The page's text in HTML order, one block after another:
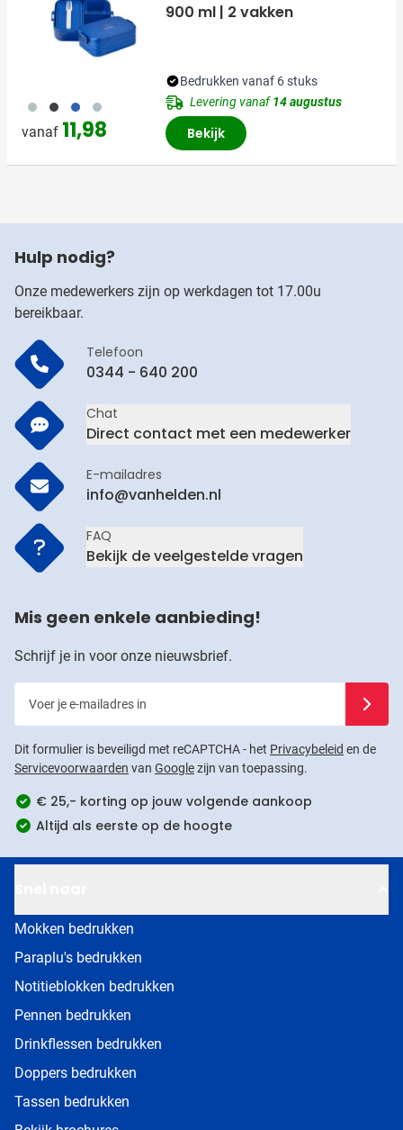
484 001 005 726
vanaf 11,98
900 ml | 2 vakken
Bedrukken vanaf 6 stuks
Levering vanaf14 augustus
Bekijk
Hulp nodig?
Onze medewerkers zijn op werkdagen tot 17.00u
bereikbaar.
Telefoon
0344 - 640 200
Chat
Direct contact met een medewerker
E-mailadres
info@vanhelden.nl
FAQ
Bekijk de veelgestelde vragen
Mis geen enkele aanbieding!
Schrijf je in voor onze nieuwsbrief.
Dit formulier is beveiligd met reCAPTCHA - het Privacybeleid en de
Servicevoorwaarden van Googlezijn van toepassing.
€ 25,- korting op jouw volgende aankoop
Altijd als eerste op de hoogte
Mokken bedrukken
Paraplu's bedrukken
Notitieblokken bedrukken
Pennen bedrukken
Drinkflessen bedrukken
Doppers bedrukken
Tassen bedrukken